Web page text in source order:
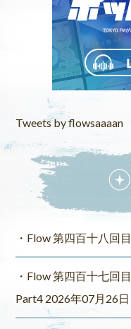
Tweets by flowsaaaan
Flow 第四百十八回
Flow 第四百十七回
Part4 2026年07月26日